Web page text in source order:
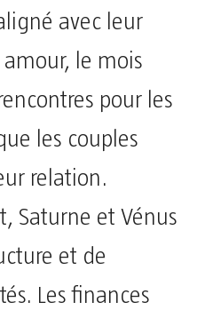
avec leur
amour, le mois
pour les
les couples
relation.
Saturne et Vénus
et de
Les finances